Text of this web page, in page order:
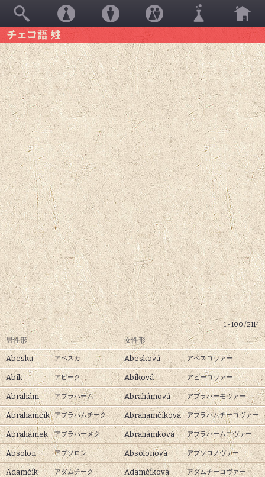
1 - 100 / 2114
男性形 女性形
Abeska アベスカ Abesková アベスコヴァー
Abík アビーク Abíková アビーコヴァー
Abrahám アブラハーム Abrahámová アブラハーモヴァー
Abrahamčík アブラハムチーク Abrahamčíková アブラハムチーコヴァー
Abrahámek アブラハーメク Abrahámková アブラハームコヴァー
Absolon アプソロン Absolonová アプソロノヴァー
Adamčík アダムチーク Adamčíková アダムチーコヴァー